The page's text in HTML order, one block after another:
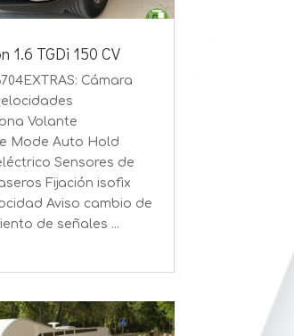
1.6 TGDi 150 CV
Cámara
Volante
Mode Auto Hold
Sensores de
Fijación isofix
Aviso cambio de
de señales ...